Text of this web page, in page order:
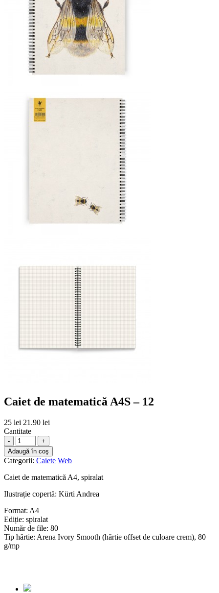
Caiet de matematică A4S – 12
25 lei 21.90 lei
Cantitate
-
+
Adaugă în coş
Categorii: Caiete Web
Caiet de matematică A4, spiralat
Ilustrație copertă: Kürti Andrea
Format: A4
Ediție: spiralat
Număr de file: 80
Tip hârtie: Arena Ivory Smooth (hârtie offset de culoare crem), 80
g/mp